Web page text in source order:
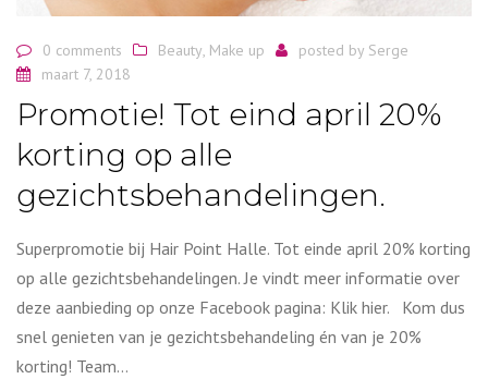
0 comments Beauty, Make up posted by Serge
maart 7, 2018
Promotie! Tot eind april 20%
korting op alle
gezichtsbehandelingen.
Superpromotie bij Hair Point Halle. Tot einde april 20% korting
op alle gezichtsbehandelingen. Je vindt meer informatie over
deze aanbieding op onze Facebook pagina: Klik hier. Kom dus
snel genieten van je gezichtsbehandeling én van je 20%
korting! Team…